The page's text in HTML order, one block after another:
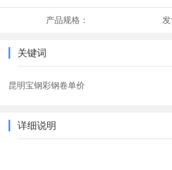
产品规格：
关键词
昆明宝钢彩钢卷单价
详细说明